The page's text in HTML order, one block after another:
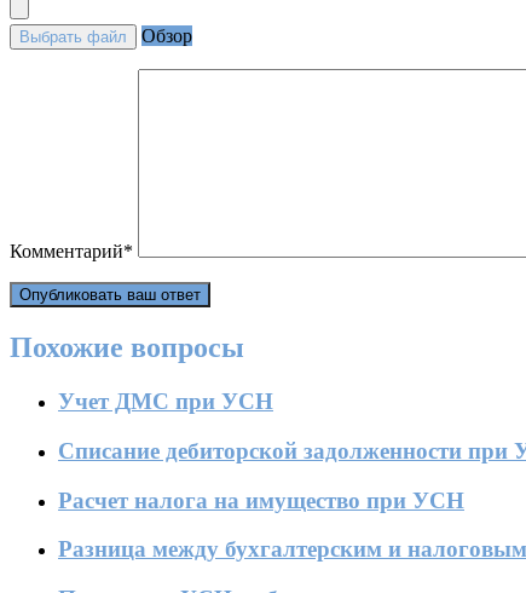
Выбрать файл Обзор
Комментарий*
Похожие вопросы
Учет ДМС при УСН
Списание дебиторской задолженности
Расчет налога на имущество при УСН
Разница между бухгалтерским и